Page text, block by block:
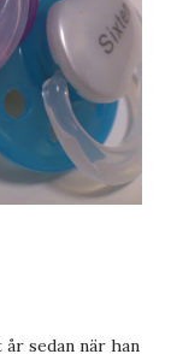
sedan när han